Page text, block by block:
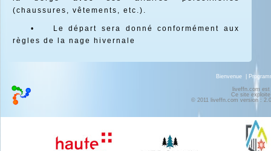
(chaussures, vêtements, etc.).
• Le départ sera donné conformément aux
règles de la nage hivernale
Bienvenue
liveffn.com
Ce site
© 2011 liveffn.com version :